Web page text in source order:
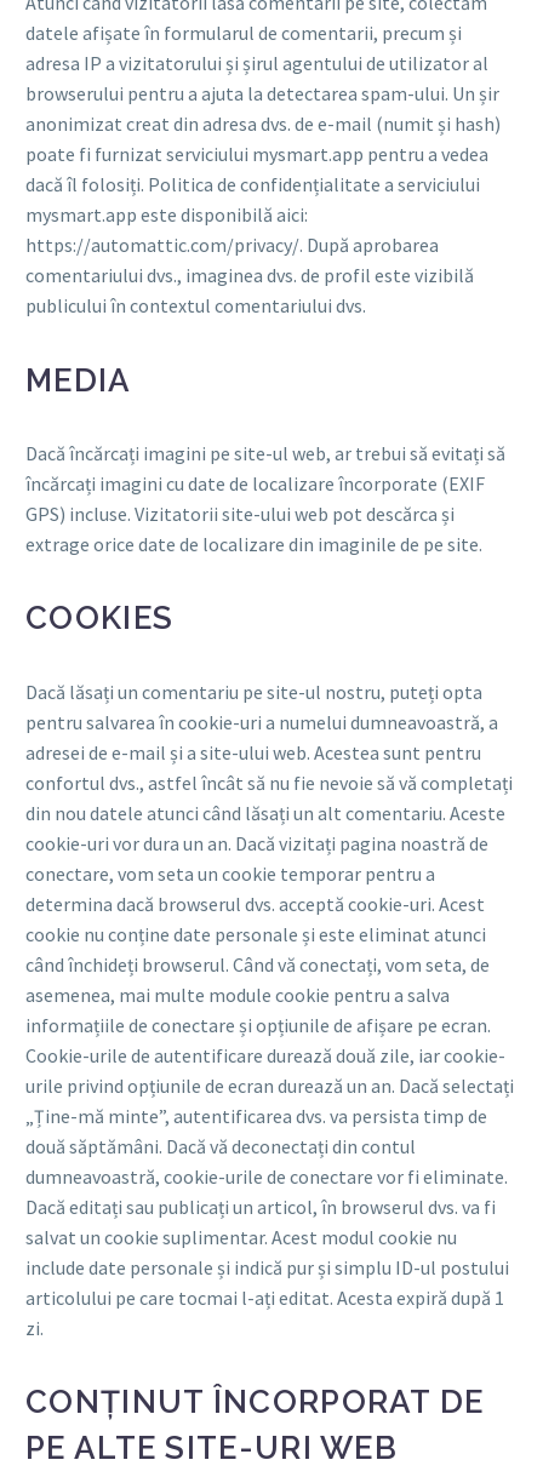
datele afișate în formularul de comentarii, precum și
adresa IP a vizitatorului și șirul agentului de utilizator al
browserului pentru a ajuta la detectarea spam-ului. Un șir
anonimizat creat din adresa dvs. de e-mail (numit și hash)
poate fi furnizat serviciului mysmart.app pentru a vedea
dacă îl folosiți. Politica de confidențialitate a serviciului
mysmart.app este disponibilă aici:
https://automattic.com/privacy/. După aprobarea
comentariului dvs., imaginea dvs. de profil este vizibilă
publicului în contextul comentariului dvs.
MEDIA
Dacă încărcați imagini pe site-ul web, ar trebui să evitați să
încărcați imagini cu date de localizare încorporate (EXIF
GPS) incluse. Vizitatorii site-ului web pot descărca și
extrage orice date de localizare din imaginile de pe site.
COOKIES
Dacă lăsați un comentariu pe site-ul nostru, puteți opta
pentru salvarea în cookie-uri a numelui dumneavoastră, a
adresei de e-mail și a site-ului web. Acestea sunt pentru
confortul dvs., astfel încât să nu fie nevoie să vă completați
din nou datele atunci când lăsați un alt comentariu. Aceste
cookie-uri vor dura un an. Dacă vizitați pagina noastră de
conectare, vom seta un cookie temporar pentru a
determina dacă browserul dvs. acceptă cookie-uri. Acest
cookie nu conține date personale și este eliminat atunci
când închideți browserul. Când vă conectați, vom seta, de
asemenea, mai multe module cookie pentru a salva
informațiile de conectare și opțiunile de afișare pe ecran.
Cookie-urile de autentificare durează două zile, iar cookie-
urile privind opțiunile de ecran durează un an. Dacă selectați
„Ține-mă minte”, autentificarea dvs. va persista timp de
două săptămâni. Dacă vă deconectați din contul
dumneavoastră, cookie-urile de conectare vor fi eliminate.
Dacă editați sau publicați un articol, în browserul dvs. va fi
salvat un cookie suplimentar. Acest modul cookie nu
include date personale și indică pur și simplu ID-ul postului
articolului pe care tocmai l-ați editat. Acesta expiră după 1
zi.
CONȚINUT ÎNCORPORAT DE
PE ALTE SITE-URI WEB